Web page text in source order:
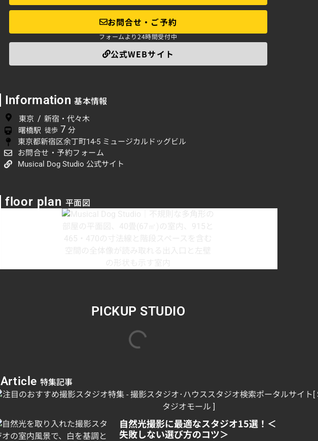
お問合せ・ご予約
フォームより24時間受付中
公式WEBサイト
Information 基本情報
東京 / 新宿・代々木
曙橋駅 徒歩 7 分
東京都新宿区余丁町14-5 ミュージカルドッグビル
お問合せ・予約フォーム
Musical Dog Studio 公式サイト
floor plan 平面図
PICKUP STUDIO
Article 特集記事
自然光撮影に最適なスタジオ15選！＜
失敗しない選び方のコツ＞